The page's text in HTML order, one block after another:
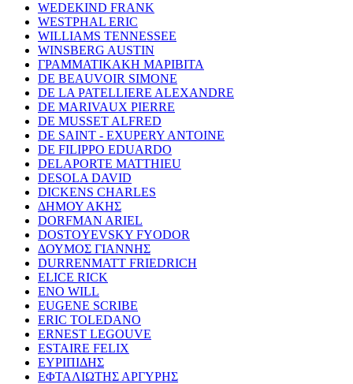
WEDEKIND FRANK
WESTPHAL ERIC
WILLIAMS TENNESSEE
WINSBERG AUSTIN
ΓΡΑΜΜΑΤΙΚΑΚΗ ΜΑΡΙΒΙΤΑ
DE BEAUVOIR SIMONE
DE LA PATELLIERE ALEXANDRE
DE MARIVAUX PIERRE
DE MUSSET ALFRED
DE SAINT - EXUPERY ANTOINE
DE FILIPPO EDUARDO
DELAPORTE MATTHIEU
DESOLA DAVID
DICKENS CHARLES
ΔΗΜΟΥ ΑΚΗΣ
DORFMAN ARIEL
DOSTOYEVSKY FYODOR
ΔΟΥΜΟΣ ΓΙΑΝΝΗΣ
DURRENMATT FRIEDRICH
ELICE RICK
ENO WILL
EUGENE SCRIBE
ERIC TOLEDANO
ERNEST LEGOUVE
ESTAIRE FELIX
ΕΥΡΙΠΙΔΗΣ
ΕΦΤΑΛΙΩΤΗΣ ΑΡΓΥΡΗΣ